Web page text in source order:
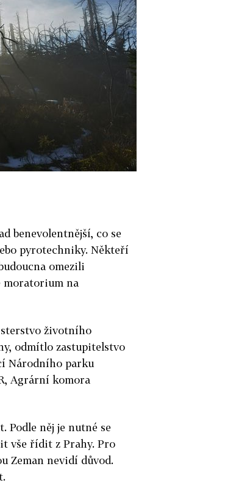
benevolentnější, co se
pyrotechniky. Někteří
omezili
moratorium na
životního
odmítlo zastupitelstvo
Národního parku
Agrární komora
Podle něj je nutné se
vše řídit z Prahy. Pro
Zeman nevidí důvod.